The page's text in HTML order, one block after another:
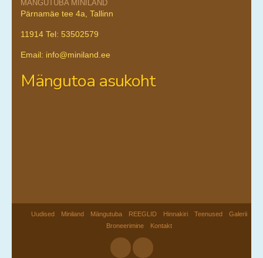
MÄNGUTUBA MINILAND
Pärnamäe tee 4a, Tallinn
11914 Tel: 53502579
Email: info@miniland.ee
Mängutoa asukoht
Uudised Miniland Mängutuba REEGLID Hinnakiri Teenused
Galerii
Broneerimine
Kontakt